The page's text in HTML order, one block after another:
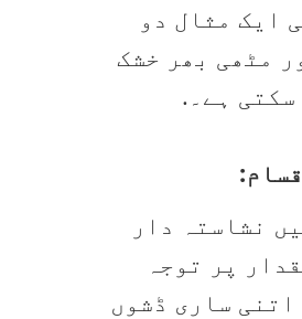
ایک مثال دو
مٹھی بھر خشک
ہے۔.
نشاستہ دار
پر توجہ
ساری ڈشوں